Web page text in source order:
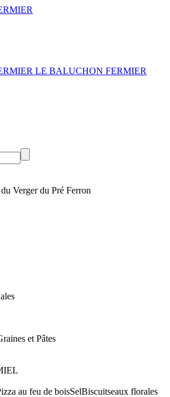
LE BALUCHON FERMIER
Verger du Pré Ferron
et Pâtes
au feu de boisSelBiscuitseaux florales